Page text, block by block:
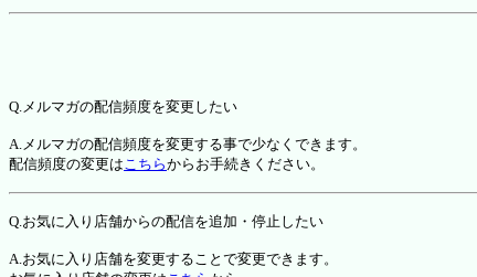
Q.メルマガの配信頻度を変更したい
A.メルマガの配信頻度を変更する事で少なくできます。
配信頻度の変更はこちらからお手続きください。
Q.お気に入り店舗からの配信を追加・停止したい
A.お気に入り店舗を変更することで変更できます。